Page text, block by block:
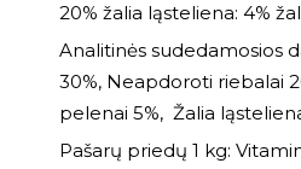
20% žalia ląsteliena: 4%
Analitinės sudedamosios
30%, Neapdoroti riebalai
pelenai 5%, Žalia
Pašarų priedų 1 kg: